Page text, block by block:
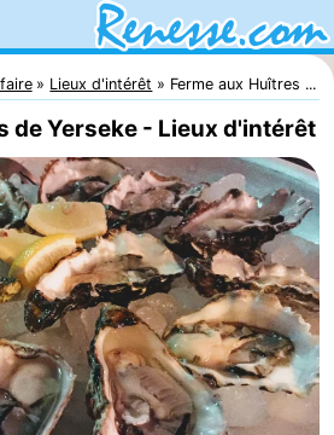
Lieux d'intérêt Ferme aux Huîtres ...
de Yerseke - Lieux d'intérêt